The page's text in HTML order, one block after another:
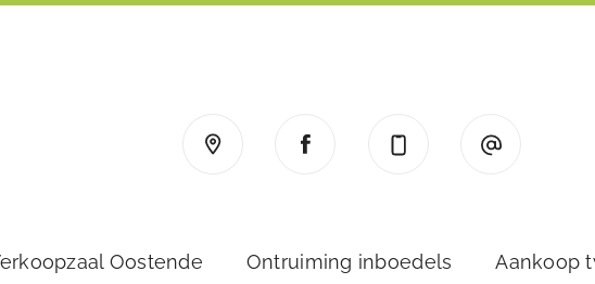
Oostende Ontruiming inboedels Aankoop